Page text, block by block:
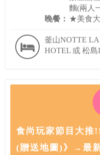
麵(兩人
晚餐： ★美食
釜山NOTTE
HOTEL 或 松
食尚玩家節目大推
(贈送地圖)》→最